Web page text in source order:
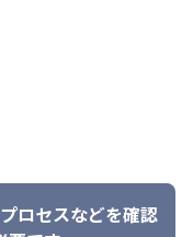
方
り組める方
持てる方
ロセスなどを確認